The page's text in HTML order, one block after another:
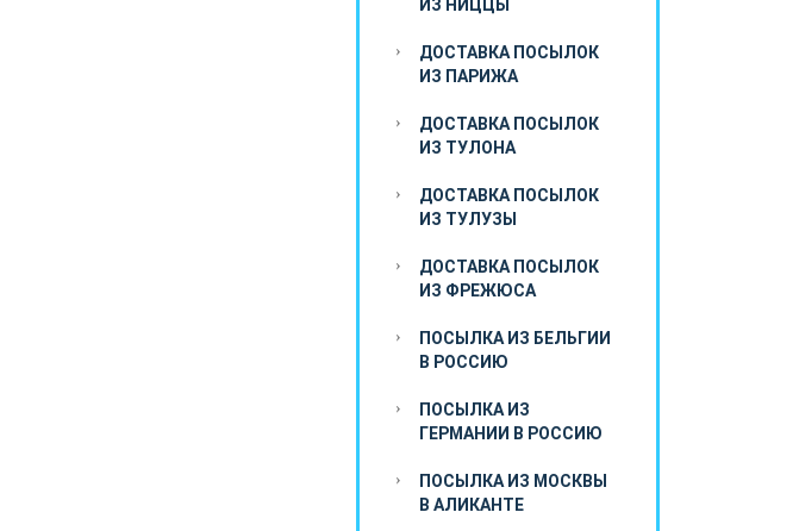
ИЗ НИЦЦЫ
ДОСТАВКА ПОСЫЛОК
ИЗ ПАРИЖА
ДОСТАВКА ПОСЫЛОК
ИЗ ТУЛОНА
ДОСТАВКА ПОСЫЛОК
ИЗ ТУЛУЗЫ
ДОСТАВКА ПОСЫЛОК
ИЗ ФРЕЖЮСА
ПОСЫЛКА ИЗ БЕЛЬГИИ
В РОССИЮ
ПОСЫЛКА ИЗ
ГЕРМАНИИ В РОССИЮ
ПОСЫЛКА ИЗ МОСКВЫ
В АЛИКАНТЕ